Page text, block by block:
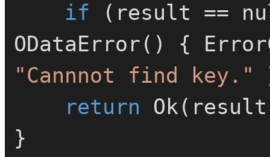
if (result ==
ODataError() {
"Cannnot find key."
return